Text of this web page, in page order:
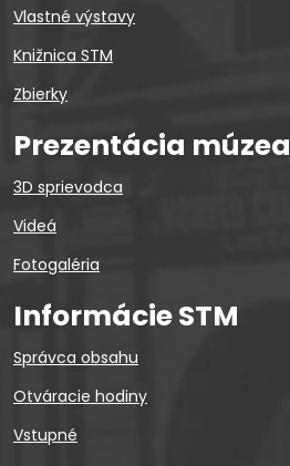
Vlastné výstavy
Knižnica STM
Zbierky
Prezentácia múzea
3D sprievodca
Videá
Fotogaléria
Informácie STM
Správca obsahu
Otváracie hodiny
Vstupné